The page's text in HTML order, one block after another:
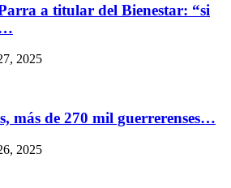
a titular del Bienestar: “si
2025
más de 270 mil guerrerenses…
2025